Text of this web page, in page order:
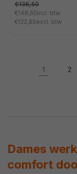
DAVINA
prijs
€136,50
Aanbiedingsprijs
€148,65incl. btw
€122,85excl. btw
1 2
Dames
comfort